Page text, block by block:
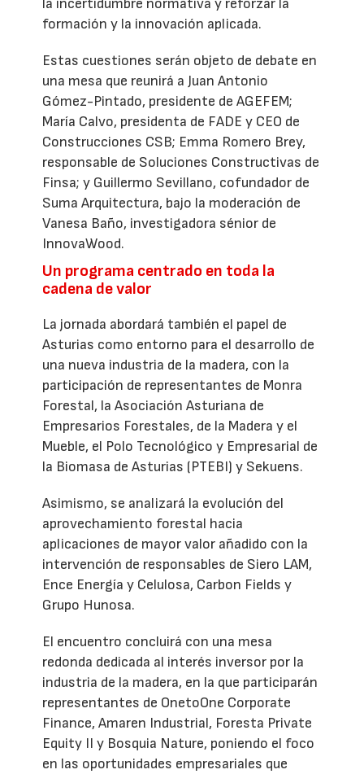
formación y la innovación aplicada.
Estas cuestiones serán objeto de debate en
una mesa que reunirá a Juan Antonio
Gómez-Pintado, presidente de AGEFEM;
María Calvo, presidenta de FADE y CEO de
Construcciones CSB; Emma Romero Brey,
responsable de Soluciones Constructivas de
Finsa; y Guillermo Sevillano, cofundador de
Suma Arquitectura, bajo la moderación de
Vanesa Baño, investigadora sénior de
InnovaWood.
Un programa centrado en toda la
cadena de valor
La jornada abordará también el papel de
Asturias como entorno para el desarrollo de
una nueva industria de la madera, con la
participación de representantes de Monra
Forestal, la Asociación Asturiana de
Empresarios Forestales, de la Madera y el
Mueble, el Polo Tecnológico y Empresarial de
la Biomasa de Asturias (PTEBI) y Sekuens.
Asimismo, se analizará la evolución del
aprovechamiento forestal hacia
aplicaciones de mayor valor añadido con la
intervención de responsables de Siero LAM,
Ence Energía y Celulosa, Carbon Fields y
Grupo Hunosa.
El encuentro concluirá con una mesa
redonda dedicada al interés inversor por la
industria de la madera, en la que participarán
representantes de OnetoOne Corporate
Finance, Amaren Industrial, Foresta Private
Equity II y Bosquia Nature, poniendo el foco
en las oportunidades empresariales que